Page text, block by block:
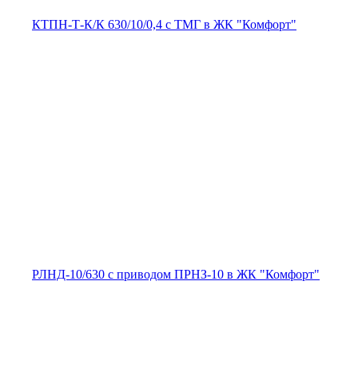
КТПН-Т-К/К 630/10/0,4 с ТМГ в ЖК "Комфорт"
РЛНД-10/630 с приводом ПРНЗ-10 в ЖК "Комфорт"